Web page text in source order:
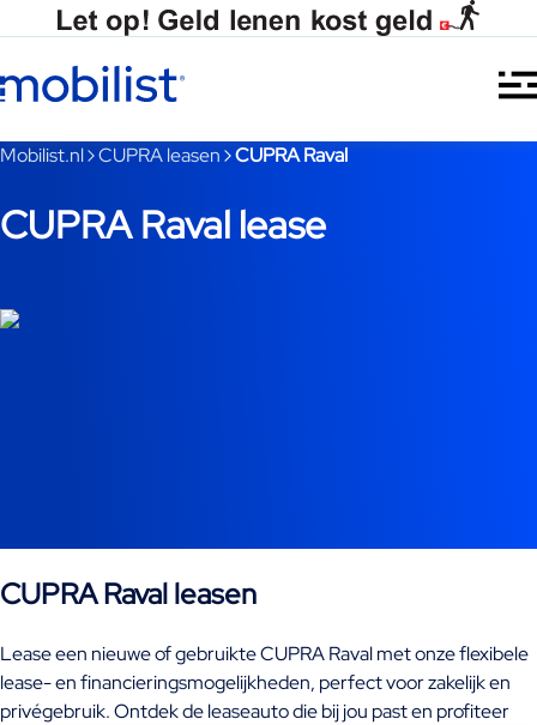
Ga naar hoofdinhoud
Je bent nu voorbij het hoofdmenu
Mobilist.nl CUPRA leasen CUPRA Raval
CUPRA Raval lease
CUPRA Raval leasen
Lease een nieuwe of gebruikte CUPRA Raval met onze flexibele
lease- en financieringsmogelijkheden, perfect voor zakelijk en
privégebruik. Ontdek de leaseauto die bij jou past en profiteer